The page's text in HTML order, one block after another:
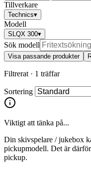
Tillverkare
Technics▾
Modell
SLQX 300▾
Sök modell
Visa passande produkter
Filtrerat · 1 träffar
Sortering
Viktigt att tänka på...
Din skivspelare / jukebox
pickupmodell. Det är
pickup.